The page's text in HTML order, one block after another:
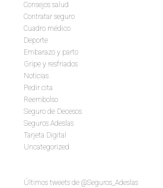
Consejos salud
Contratar seguro
Cuadro médico
Deporte
Embarazo y parto
Gripe y resfriados
Noticias
Pedir cita
Reembolso
Seguro de Decesos
Seguros Adeslas
Tarjeta Digital
Uncategorized
Últimos tweets de @Seguros_Adeslas